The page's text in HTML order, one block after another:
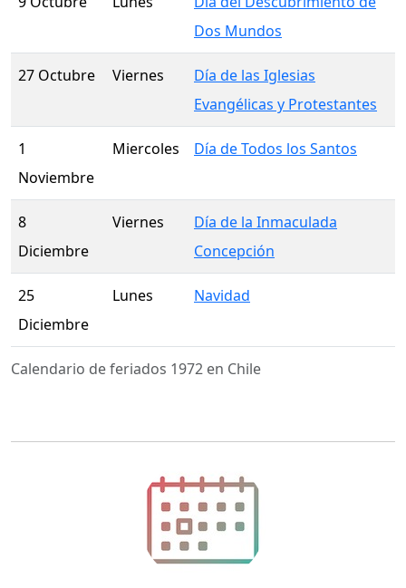
Calendario de feriados 1972 en Chile
Dos Mundos
27 Octubre Viernes
Día de las Iglesias
Evangélicas y Protestantes
1
Noviembre
Miercoles Día de Todos los Santos
8
Diciembre
Viernes
Día de la Inmaculada
Concepción
25
Diciembre
Lunes Navidad